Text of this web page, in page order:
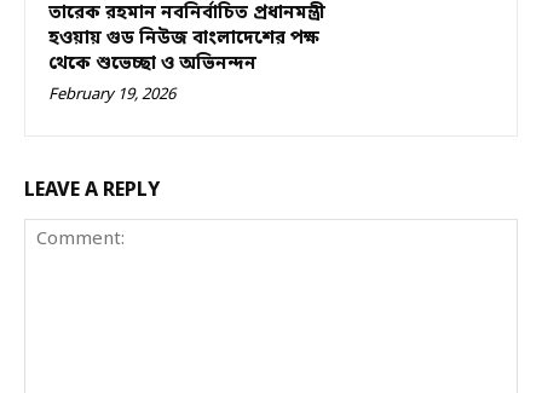
তারেক রহমান নবনির্বাচিত প্রধানমন্ত্রী
হওয়ায় গুড নিউজ বাংলাদেশের পক্ষ
থেকে শুভেচ্ছা ও অভিনন্দন
February 19, 2026
LEAVE A REPLY